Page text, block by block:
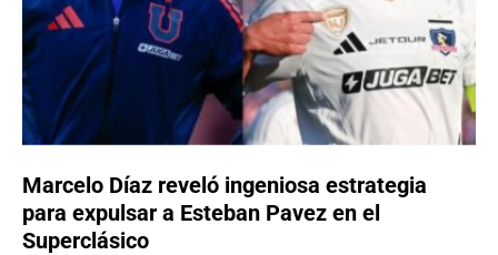
Marcelo Díaz reveló ingeniosa estrategia
para expulsar a Esteban Pavez en el
Superclásico